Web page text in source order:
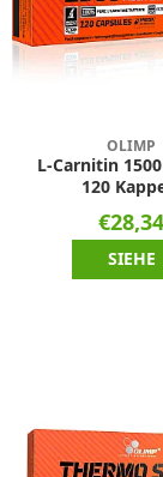
OLIMP
L-Carnitin
120
€28,34
SIEHE